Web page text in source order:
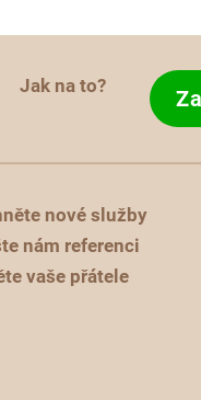
Jak na to?
nové služby
nám referenci
vaše přátele